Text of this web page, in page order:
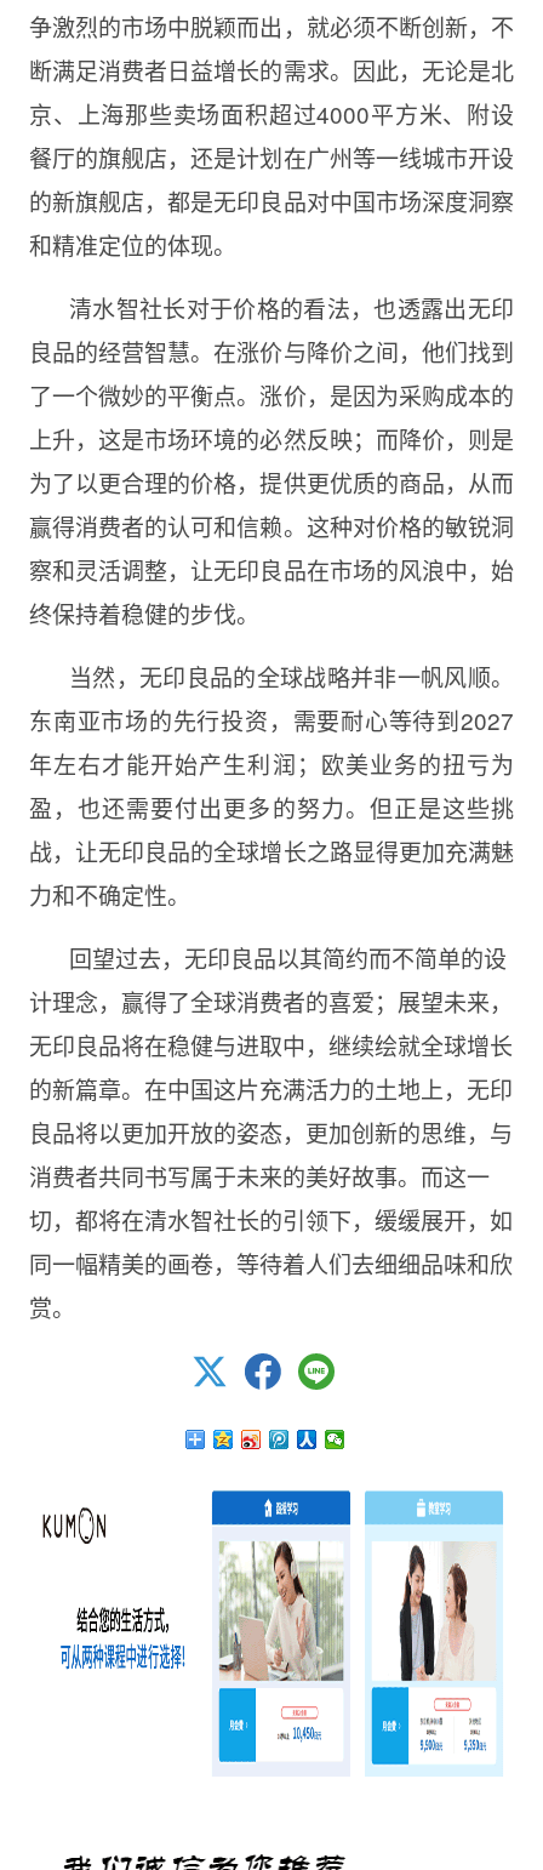
争激烈的市场中脱颖而出，就必须不断创新，不
断满足消费者日益增长的需求。因此，无论是北
京、上海那些卖场面积超过4000平方米、附设
餐厅的旗舰店，还是计划在广州等一线城市开设
的新旗舰店，都是无印良品对中国市场深度洞察
和精准定位的体现。
清水智社长对于价格的看法，也透露出无印
良品的经营智慧。在涨价与降价之间，他们找到
了一个微妙的平衡点。涨价，是因为采购成本的
上升，这是市场环境的必然反映；而降价，则是
为了以更合理的价格，提供更优质的商品，从而
赢得消费者的认可和信赖。这种对价格的敏锐洞
察和灵活调整，让无印良品在市场的风浪中，始
终保持着稳健的步伐。
当然，无印良品的全球战略并非一帆风顺。
东南亚市场的先行投资，需要耐心等待到2027
年左右才能开始产生利润；欧美业务的扭亏为
盈，也还需要付出更多的努力。但正是这些挑
战，让无印良品的全球增长之路显得更加充满魅
力和不确定性。
回望过去，无印良品以其简约而不简单的设
计理念，赢得了全球消费者的喜爱；展望未来，
无印良品将在稳健与进取中，继续绘就全球增长
的新篇章。在中国这片充满活力的土地上，无印
良品将以更加开放的姿态，更加创新的思维，与
消费者共同书写属于未来的美好故事。而这一
切，都将在清水智社长的引领下，缓缓展开，如
同一幅精美的画卷，等待着人们去细细品味和欣
赏。